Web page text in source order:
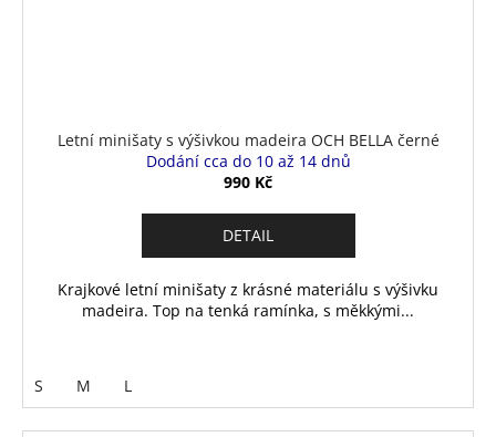
Letní minišaty s výšivkou madeira OCH BELLA černé
Dodání cca do 10 až 14 dnů
990 Kč
DETAIL
Krajkové letní minišaty z krásné materiálu s výšivku
madeira. Top na tenká ramínka, s měkkými...
S M L